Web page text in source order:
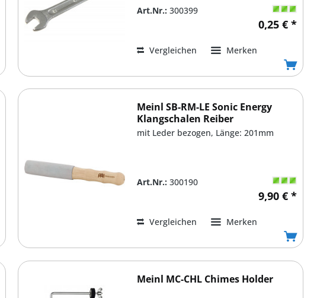
Art.Nr.: 300399
0,25 € *
Vergleichen Merken
Meinl SB-RM-LE Sonic Energy
Klangschalen Reiber
mit Leder bezogen, Länge: 201mm
Art.Nr.: 300190
9,90 € *
Vergleichen Merken
Meinl MC-CHL Chimes Holder